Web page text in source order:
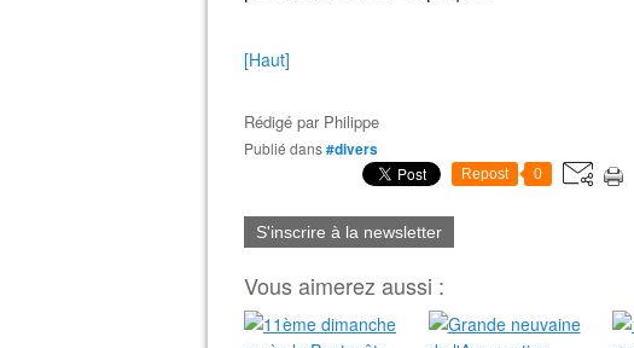
[Haut]
Rédigé par Philippe
Publié dans#divers
Repost 0
S'inscrire à la newsletter
Vous aimerez aussi :